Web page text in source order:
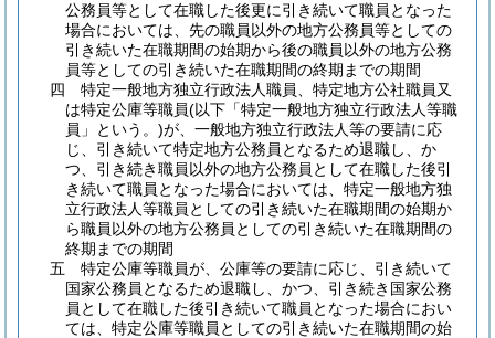
公務員等として在職した後更に引き続いて職員となった
場合においては、先の職員以外の地方公務員等としての
引き続いた在職期間の始期から後の職員以外の地方公務
員等としての引き続いた在職期間の終期までの期間
四
特定一般地方独立行政法人職員、特定地方公社職員又
は特定公庫等職員(以下「特定一般地方独立行政法人等職
員」という。)が、一般地方独立行政法人等の要請に応
じ、引き続いて特定地方公務員となるため退職し、か
つ、引き続き職員以外の地方公務員として在職した後引
き続いて職員となった場合においては、特定一般地方独
立行政法人等職員としての引き続いた在職期間の始期か
ら職員以外の地方公務員としての引き続いた在職期間の
終期までの期間
五
特定公庫等職員が、公庫等の要請に応じ、引き続いて
国家公務員となるため退職し、かつ、引き続き国家公務
員として在職した後引き続いて職員となった場合におい
ては、特定公庫等職員としての引き続いた在職期間の始